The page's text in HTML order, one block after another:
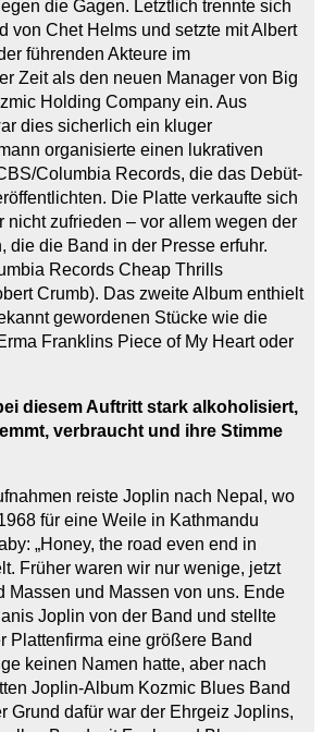
die Gagen. Letztlich trennte sich
von Chet Helms und setzte mit Albert
führenden Akteure im
Zeit als den neuen Manager von Big
Holding Company ein. Aus
dies sicherlich ein kluger
organisierte einen lukrativen
Columbia Records, die das Debüt-
Die Platte verkaufte sich
nicht zufrieden – vor allem wegen der
die die Band in der Presse erfuhr.
Records Cheap Thrills
Crumb). Das zweite Album enthielt
gewordenen Stücke wie die
Franklins Piece of My Heart oder
diesem Auftritt stark alkoholisiert,
verbraucht und ihre Stimme
reiste Joplin nach Nepal, wo
für eine Weile in Kathmandu
„Honey, the road even end in
Früher waren wir nur wenige, jetzt
Massen und Massen von uns. Ende
Joplin von der Band und stellte
Plattenfirma eine größere Band
keinen Namen hatte, aber nach
Joplin-Album Kozmic Blues Band
Grund dafür war der Ehrgeiz Joplins,